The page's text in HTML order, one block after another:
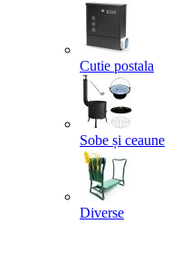
Cutie postala
Sobe și ceaune
Diverse